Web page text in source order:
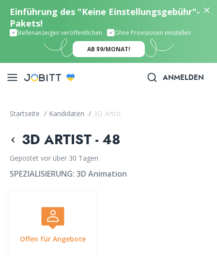
Einführung des "Keine Einstellungsgebühr"-
Pakets!
Stellenanzeigen veröffentlichen Ohne Provisionen einstellen
AB $9/MONAT!
ANMELDEN
Startseite / Kandidaten / 3D Artist
3D ARTIST - 48
Gepostet vor über 30 Tagen
SPEZIALISIERUNG: 3D Animation
Offen für Angebote